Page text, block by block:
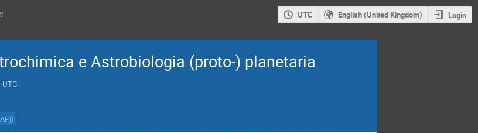
UTC English (United Kingdom) Login
e Astrobiologia (proto-) planetaria
UTC
)